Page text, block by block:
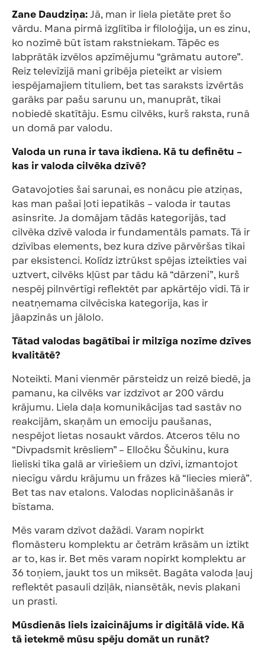
Zane Daudziņa:Jā, man ir liela pietāte pret šo
vārdu. Mana pirmā izglītība ir filoloģija, un es zinu,
ko nozīmē būt īstam rakstniekam. Tāpēc es
labprātāk izvēlos apzīmējumu “grāmatu autore”.
Reiz televīzijā mani gribēja pieteikt ar visiem
iespējamajiem tituliem, bet tas saraksts izvērtās
garāks par pašu sarunu un, manuprāt, tikai
nobiedē skatītāju. Esmu cilvēks, kurš raksta, runā
un domā par valodu.
Valoda un runa ir tava ikdiena. Kā tu definētu –
kas ir valoda cilvēka dzīvē?
Gatavojoties šai sarunai, es nonācu pie atziņas,
kas man pašai ļoti iepatikās – valoda ir tautas
asinsrite. Ja domājam tādās kategorijās, tad
cilvēka dzīvē valoda ir fundamentāls pamats. Tā ir
dzīvības elements, bez kura dzīve pārvēršas tikai
par eksistenci. Kolīdz iztrūkst spējas izteikties vai
uztvert, cilvēks kļūst par tādu kā “dārzeni”, kurš
nespēj pilnvērtīgi reflektēt par apkārtējo vidi. Tā ir
neatņemama cilvēciska kategorija, kas ir
jāapzinās un jālolo.
Tātad valodas bagātībai ir milzīga nozīme dzīves
kvalitātē?
Noteikti. Mani vienmēr pārsteidz un reizē biedē, ja
pamanu, ka cilvēks var izdzīvot ar 200 vārdu
krājumu. Liela daļa komunikācijas tad sastāv no
reakcijām, skaņām un emociju paušanas,
nespējot lietas nosaukt vārdos. Atceros tēlu no
“Divpadsmit krēsliem” – Elločku Ščukinu, kura
lieliski tika galā ar vīriešiem un dzīvi, izmantojot
niecīgu vārdu krājumu un frāzes kā “liecies mierā”.
Bet tas nav etalons. Valodas noplicināšanās ir
bīstama.
Mēs varam dzīvot dažādi. Varam nopirkt
flomāsteru komplektu ar četrām krāsām un iztikt
ar to, kas ir. Bet mēs varam nopirkt komplektu ar
36 toņiem, jaukt tos un miksēt. Bagāta valoda ļauj
reflektēt pasauli dziļāk, niansētāk, nevis plakani
un prasti.
Mūsdienās liels izaicinājums ir digitālā vide. Kā
tā ietekmē mūsu spēju domāt un runāt?